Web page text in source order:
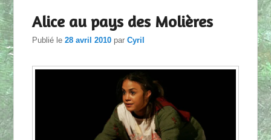
Alice au pays des Molières
Publié le28 avril 2010 parCyril